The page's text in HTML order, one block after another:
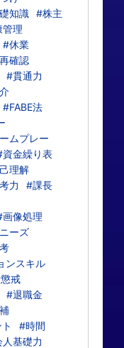
知識 #株主
理
#休業
確認
#貫通力
#FABE法
ムプレー
資金繰り表
理解
力
#課長
画像処理
ーズ
ンスキル
戒
#退職金
#時間
基礎力